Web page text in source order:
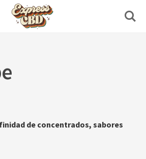
de concentrados, sabores